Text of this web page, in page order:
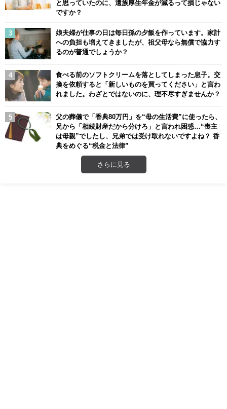
と思っていたのに、遺族厚生年金が減るって損じゃない
ですか？
娘夫婦が仕事の日は毎日孫の夕飯を作っています。家計
への負担も増えてきましたが、祖父母なら無償で協力す
るのが普通でしょうか？
食べる前のソフトクリームを落としてしまった息子。交
換を依頼すると「新しいものを買ってください」と言わ
れました。わざとではないのに、理不尽すぎませんか？
父の葬儀で「香典80万円」を“母の生活費”に使ったら、
兄から「相続財産だから分けろ」と言われ困惑…“喪主
は母親”でしたし、兄弟では受け取れないですよね？ 香
典をめぐる“税金と法律”
さらに見る